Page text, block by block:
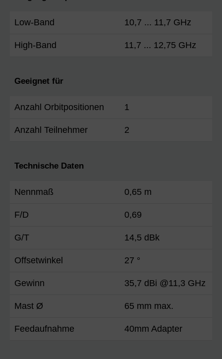
Low-Band 10,7 ... 11,7 GHz
High-Band 11,7 ... 12,75 GHz
Geeignet für
Anzahl Orbitpositionen 1
Anzahl Teilnehmer 2
Technische Daten
Nennmaß 0,65 m
F/D 0,69
G/T 14,5 dBk
Offsetwinkel 27 °
Gewinn 35,7 dBi @11,3 GHz
Mast Ø 65 mm max.
Feedaufnahme 40mm Adapter